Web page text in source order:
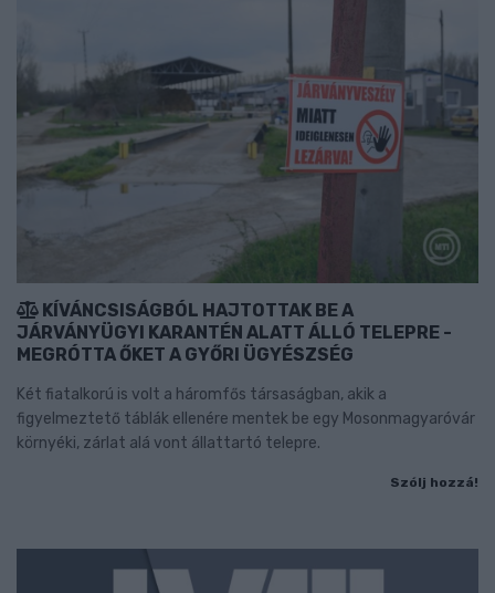
KÍVÁNCSISÁGBÓL HAJTOTTAK BE A
JÁRVÁNYÜGYI KARANTÉN ALATT ÁLLÓ TELEPRE -
MEGRÓTTA ŐKET A GYŐRI ÜGYÉSZSÉG
Két fiatalkorú is volt a háromfős társaságban, akik a
figyelmeztető táblák ellenére mentek be egy Mosonmagyaróvár
környéki, zárlat alá vont állattartó telepre.
Szólj hozzá!